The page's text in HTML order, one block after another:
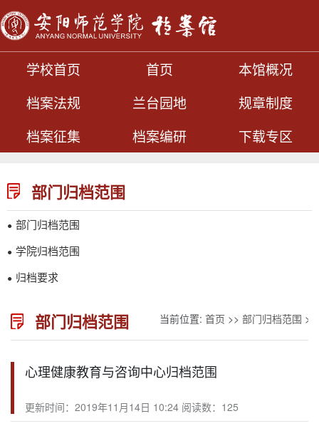
学校首页 首页
本馆概况
档案法规
兰台园地
规章制度
档案征集
档案编研 下载专区
部门归档范围
● 部门归档范围
● 学院归档范围
● 归档要求
部门归档范围 当前位置: 首页 >> 部门归档范围
心理健康教育与咨询中心归档范围
更新时间：2019年11月14日 10:24 阅读数： 125